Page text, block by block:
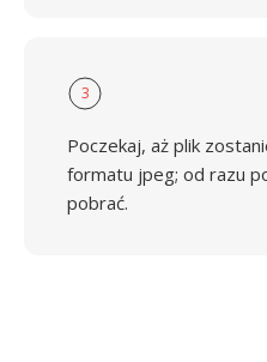
3
Poczekaj, aż plik
formatu jpeg; od razu
pobrać.